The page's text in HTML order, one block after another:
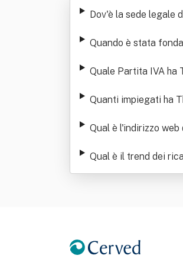
Dov'è la sede legale
Quando è stata
Quale Partita IVA ha
Quanti impiegati ha
Qual è l'indirizzo
Qual è il trend dei